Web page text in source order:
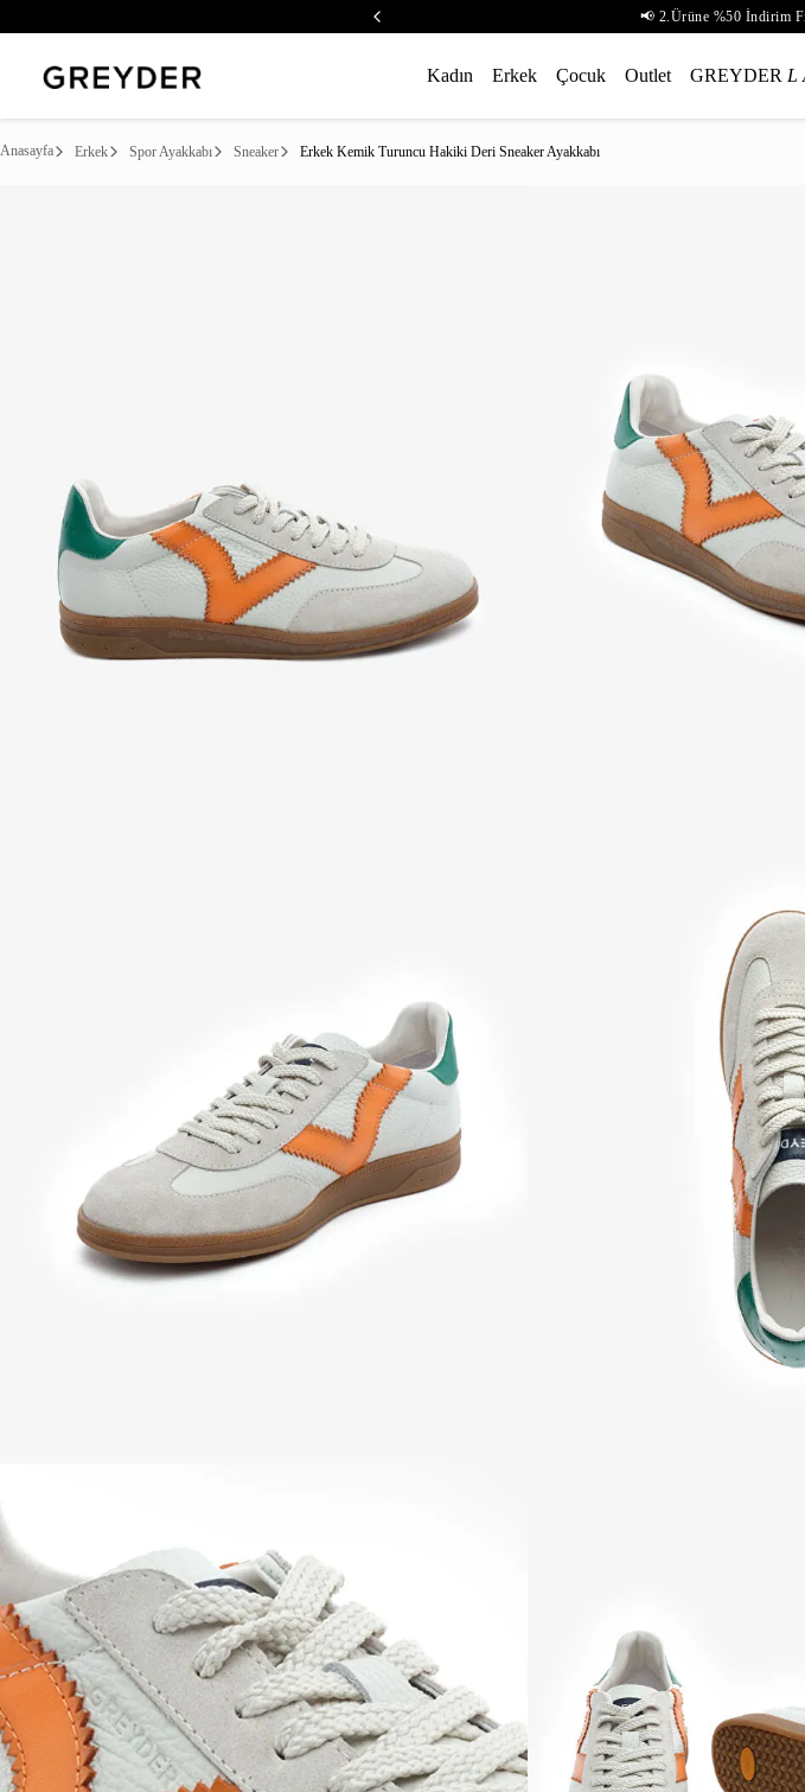
📢 2.Ürüne %50 İndirim
Kadın Erkek Çocuk Outlet GREYDER L
Anasayfa Erkek Spor Ayakkabı Sneaker Erkek Kemik Turuncu Hakiki Deri Sneaker Ayakkabı